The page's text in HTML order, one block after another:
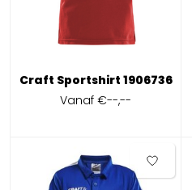
Craft Sportshirt 1906736
Vanaf€--,--